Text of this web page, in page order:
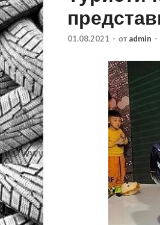
01.08.2021 - от admin -